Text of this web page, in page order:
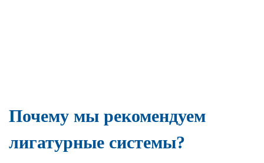
Почему мы рекомендуем
лигатурные системы?